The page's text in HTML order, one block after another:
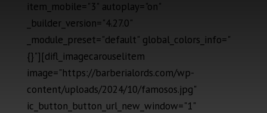
item_mobile="3" autoplay="on"
_builder_version="4.27.0"
_module_preset="default" global_colors_info="
{}"][difl_imagecarouselitem
image="https://barberialords.com/wp-
content/uploads/2024/10/famosos.jpg"
ic_button_button_url_new_window="1"